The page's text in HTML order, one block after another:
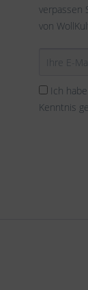
verpassen
von
Ich
Kenntnis